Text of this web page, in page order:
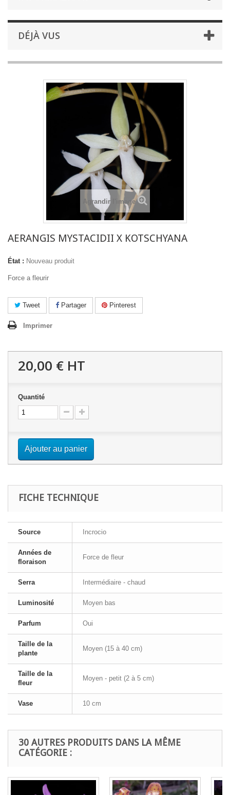
DÉJÀ VUS
Agrandir l'image
AERANGIS MYSTACIDII X KOTSCHYANA
État : Nouveau produit
Force a fleurir
Tweet Partager Pinterest
Imprimer
20,00 € HT
Quantité
Ajouter au panier
FICHE TECHNIQUE
Source Incrocio
Années de
floraison
Force de fleur
Serra Intermédiaire - chaud
Luminosité Moyen bas
Parfum Oui
Taille de la
plante
Moyen (15 à 40 cm)
Taille de la
fleur
Moyen - petit (2 à 5 cm)
Vase 10 cm
30 AUTRES PRODUITS DANS LA MÊME
CATÉGORIE :